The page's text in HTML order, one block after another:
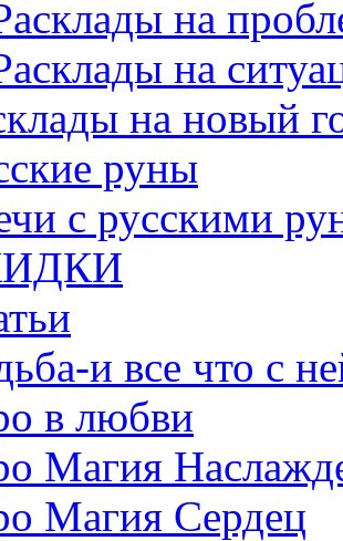
на
на
на новый
руны
с русскими
и все что с
в любви
Магия
Магия Сердец